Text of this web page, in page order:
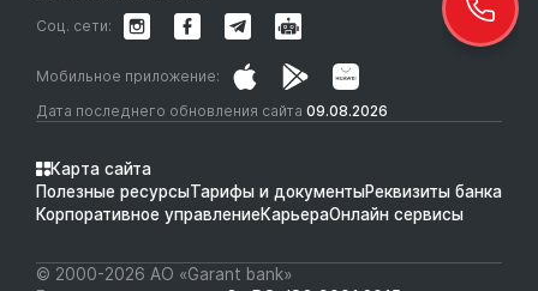
Дата последнего обновления сайта 09.08.2026
Мобильное приложение:
Соц. сети:
Карта сайта
Полезные ресурсыТарифы и документыРеквизиты банка
Корпоративное управлениеКарьераОнлайн сервисы
© 2000-2026 АО «Garant bank»